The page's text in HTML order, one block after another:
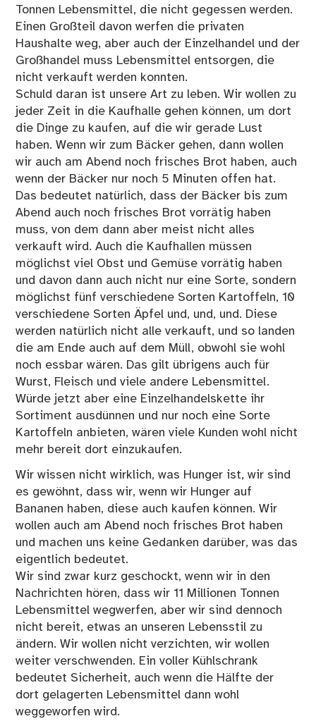
Tonnen Lebensmittel, die nicht gegessen werden.
Einen Großteil davon werfen die privaten
Haushalte weg, aber auch der Einzelhandel und der
Großhandel muss Lebensmittel entsorgen, die
nicht verkauft werden konnten.
Schuld daran ist unsere Art zu leben. Wir wollen zu
jeder Zeit in die Kaufhalle gehen können, um dort
die Dinge zu kaufen, auf die wir gerade Lust
haben. Wenn wir zum Bäcker gehen, dann wollen
wir auch am Abend noch frisches Brot haben, auch
wenn der Bäcker nur noch 5 Minuten offen hat.
Das bedeutet natürlich, dass der Bäcker bis zum
Abend auch noch frisches Brot vorrätig haben
muss, von dem dann aber meist nicht alles
verkauft wird. Auch die Kaufhallen müssen
möglichst viel Obst und Gemüse vorrätig haben
und davon dann auch nicht nur eine Sorte, sondern
möglichst fünf verschiedene Sorten Kartoffeln, 10
verschiedene Sorten Äpfel und, und, und. Diese
werden natürlich nicht alle verkauft, und so landen
die am Ende auch auf dem Müll, obwohl sie wohl
noch essbar wären. Das gilt übrigens auch für
Wurst, Fleisch und viele andere Lebensmittel.
Würde jetzt aber eine Einzelhandelskette ihr
Sortiment ausdünnen und nur noch eine Sorte
Kartoffeln anbieten, wären viele Kunden wohl nicht
mehr bereit dort einzukaufen.
Wir wissen nicht wirklich, was Hunger ist, wir sind
es gewöhnt, dass wir, wenn wir Hunger auf
Bananen haben, diese auch kaufen können. Wir
wollen auch am Abend noch frisches Brot haben
und machen uns keine Gedanken darüber, was das
eigentlich bedeutet.
Wir sind zwar kurz geschockt, wenn wir in den
Nachrichten hören, dass wir 11 Millionen Tonnen
Lebensmittel wegwerfen, aber wir sind dennoch
nicht bereit, etwas an unseren Lebensstil zu
ändern. Wir wollen nicht verzichten, wir wollen
weiter verschwenden. Ein voller Kühlschrank
bedeutet Sicherheit, auch wenn die Hälfte der
dort gelagerten Lebensmittel dann wohl
weggeworfen wird.